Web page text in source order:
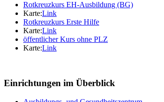
Rotkreuzkurs EH-Ausbildung (BG)
Karte:Link
Rotkreuzkurs Erste Hilfe
Karte:Link
öffentlicher Kurs ohne PLZ
Karte:Link
Einrichtungen im Überblick